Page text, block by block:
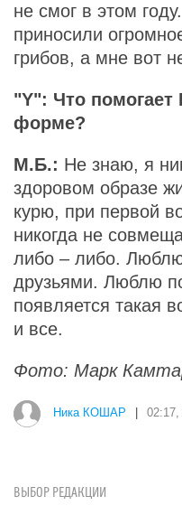
не смог в этом
приносили
грибов, а мне вот
"Y": Что
форме?
М.Б.: Не знаю, я
здоровом образе
курю, при первой
никогда не
либо – либо.
друзьями. Люблю
появляется такая
и все.
Фото: Марк
Ника КОШАР 02:17,
ВЫБОР РЕДАКЦИИ